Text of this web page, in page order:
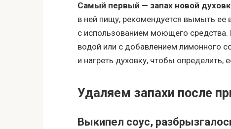
Самый первый — запах новой
в ней пищу, рекомендуется вымыть ее
с использованием моющего средства.
водой или с добавлением лимонного
и нагреть духовку, чтобы определить,
Удаляем запахи после
Выкипел соус,